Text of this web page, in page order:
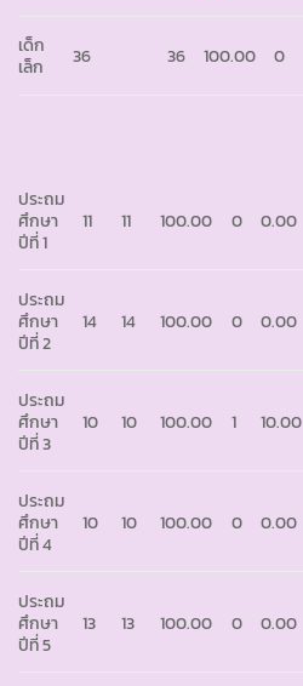
เด็ก
เล็ก
36 36 100.00 0
ประถม
ศึกษา
ปีที่ 1
11 11 100.00 0 0.00
ประถม
ศึกษา
ปีที่ 2
14 14 100.00 0 0.00
ประถม
ศึกษา
ปีที่ 3
10 10 100.00 1 10.00
ประถม
ศึกษา
ปีที่ 4
10 10 100.00 0 0.00
ประถม
ศึกษา
ปีที่ 5
13 13 100.00 0 0.00